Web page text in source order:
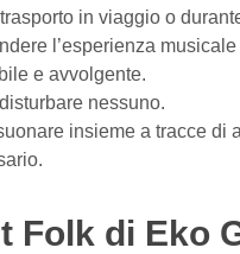
in viaggio o
l’esperienza
e avvolgente.
nessuno.
insieme a tracce di
Folk di Eko